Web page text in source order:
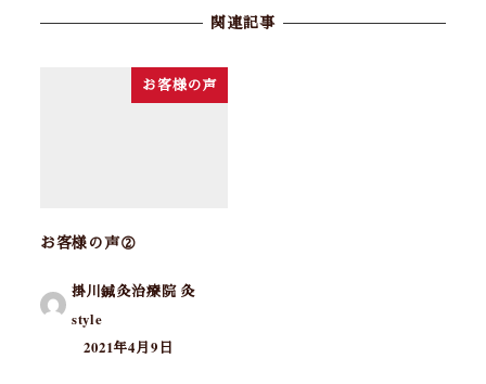
関連記事
お客様の声
お客様の声②
掛川鍼灸治療院 灸
style
2021年4月9日